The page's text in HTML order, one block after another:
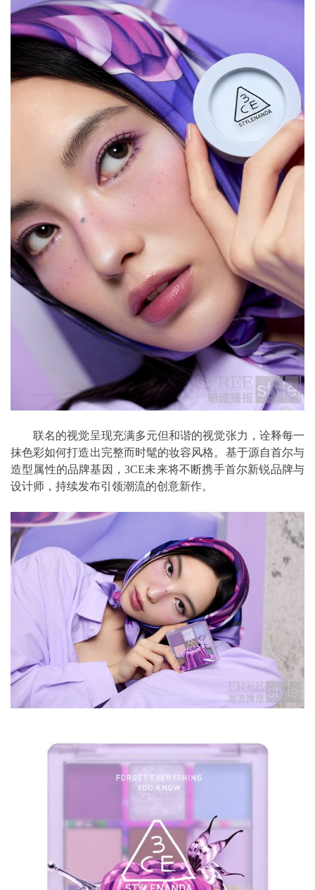
联名的视觉呈现充满多元但和谐的视觉张力，诠释每一
抹色彩如何打造出完整而时髦的妆容风格。基于源自首尔与
造型属性的品牌基因，3CE未来将不断携手首尔新锐品牌与
设计师，持续发布引领潮流的创意新作。